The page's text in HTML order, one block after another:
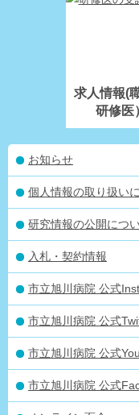
求人情報(
研修医）
お知らせ
個人情報の取り扱い
研究情報の公開につ
入札・契約情報
市立旭川病院 公式
市立旭川病院 公式
市立旭川病院 公式
市立旭川病院 公式